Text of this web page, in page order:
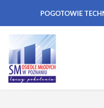
POGOTOWIE